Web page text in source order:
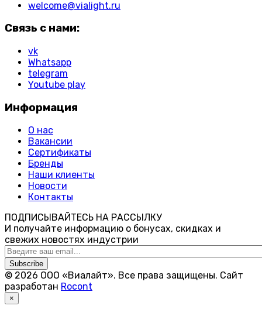
welcome@vialight.ru
Связь с нами:
vk
Whatsapp
telegram
Youtube play
Информация
О нас
Вакансии
Сертификаты
Бренды
Наши клиенты
Новости
Контакты
ПОДПИСЫВАЙТЕСЬ НА РАССЫЛКУ
И получайте информацию о бонусах, скидках и
свежих новостях индустрии
Subscribe
© 2026 ООО «Виалайт». Все права защищены. Cайт
разработан Rocont
×